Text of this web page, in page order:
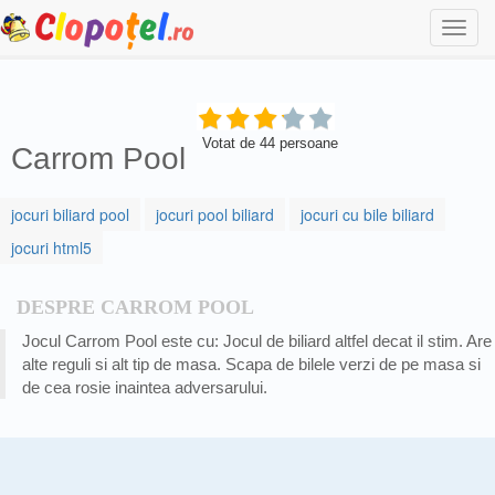
Carrom Pool Votat de 44 persoane
jocuri biliard pool jocuri pool biliard
jocuri cu bile biliard
jocuri html5
DESPRE CARROM POOL
Jocul Carrom Pool este cu: Jocul de biliard altfel decat il stim. Are
alte reguli si alt tip de masa. Scapa de bilele verzi de pe masa si
de cea rosie inaintea adversarului.